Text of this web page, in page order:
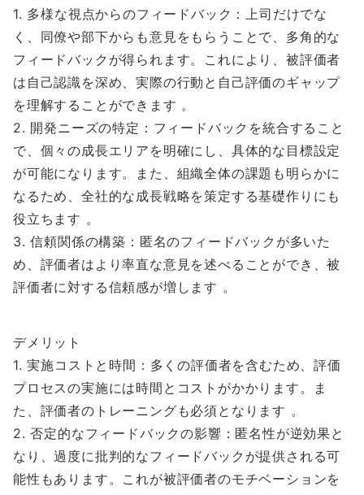
1. 多様な視点からのフィードバック：上司だけでな
く、同僚や部下からも意見をもらうことで、多角的な
フィードバックが得られます。これにより、被評価者
は自己認識を深め、実際の行動と自己評価のギャップ
を理解することができます 。
2. 開発ニーズの特定：フィードバックを統合すること
で、個々の成長エリアを明確にし、具体的な目標設定
が可能になります。また、組織全体の課題も明らかに
なるため、全社的な成長戦略を策定する基礎作りにも
役立ちます 。
3. 信頼関係の構築：匿名のフィードバックが多いた
め、評価者はより率直な意見を述べることができ、被
評価者に対する信頼感が増します 。
デメリット
1. 実施コストと時間：多くの評価者を含むため、評価
プロセスの実施には時間とコストがかかります。ま
た、評価者のトレーニングも必須となります 。
2. 否定的なフィードバックの影響：匿名性が逆効果と
なり、過度に批判的なフィードバックが提供される可
能性もあります。これが被評価者のモチベーションを